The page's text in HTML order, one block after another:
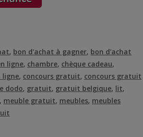
, bon d'achat à gagner, bon d'achat
ligne, chambre, chèque cadeau,
ligne, concours gratuit, concours gratuit
dodo, gratuit, gratuit belgique, lit,
, meuble gratuit, meubles, meubles